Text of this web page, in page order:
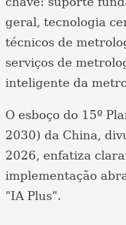
geral, tecnologia
técnicos de
serviços de
inteligente da
O esboço do 15º
2030) da China,
2026, enfatiza
implementação
"IA Plus".